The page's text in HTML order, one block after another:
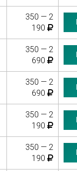
350 — 2
190
350 — 2
690
350 — 2
690
350 — 2
190
350 — 2
190